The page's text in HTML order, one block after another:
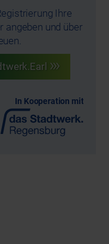
Ihre
angeben und über
In Kooperation mit